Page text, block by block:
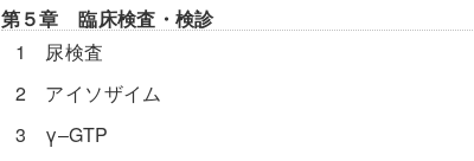
第５章 臨床検査・検診
1 尿検査
2 アイソザイム
3 γ‒GTP